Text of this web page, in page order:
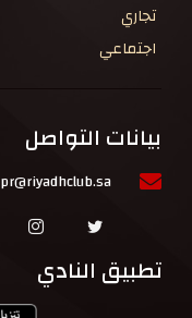
تجاري
اجتماعي
بيانات التواصل
pr@riyadhclub.sa
تطبيق النادي